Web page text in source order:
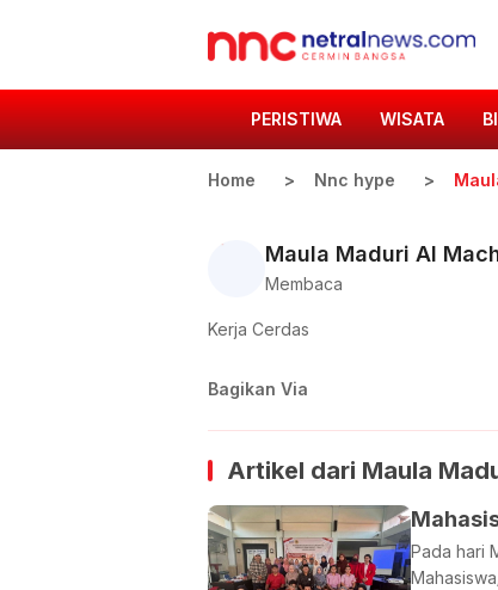
PERISTIWA WISATA
Home Nnc hype
Maula Maduri Al
Membaca
Kerja Cerdas
Bagikan Via
Artikel dari Maula
Pada hari